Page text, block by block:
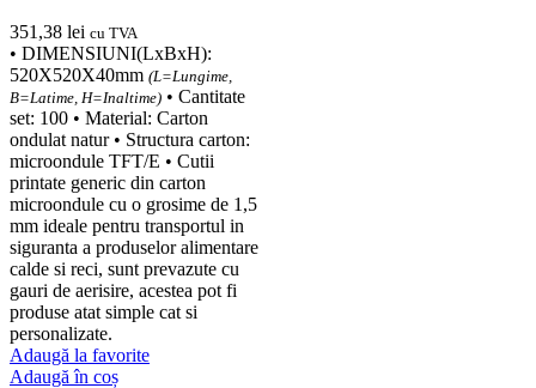
351,38 lei cu TVA
• DIMENSIUNI(LxBxH):
520X520X40mm (L=Lungime,
B=Latime, H=Inaltime) • Cantitate
set: 100 • Material: Carton
ondulat natur • Structura carton:
microondule TFT/E • Cutii
printate generic din carton
microondule cu o grosime de 1,5
mm ideale pentru transportul in
siguranta a produselor alimentare
calde si reci, sunt prevazute cu
gauri de aerisire, acestea pot fi
produse atat simple cat si
personalizate.
Adaugă la favorite
Adaugă în coș